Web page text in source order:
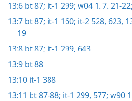
13:6 bt 87; it-1 299; w04 1. 7. 21-22;
13:7 bt 87; it-1 160; it-2 528, 623,
19
13:8 bt 87; it-1 299, 643
13:9 bt 88
13:10 it-1 388
13:11 bt 87-88; it-1 299, 577; w90